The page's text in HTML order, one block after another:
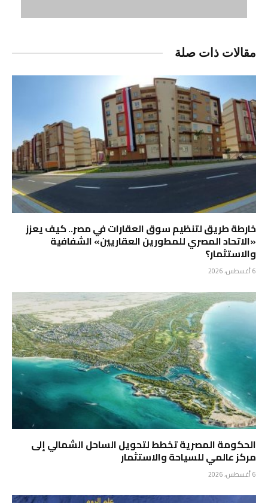
مقالات ذات صلة
خارطة طريق لتنظيم سوق العقارات في مصر.. كيف يعزز
«الاتحاد المصري للمطورين العقاريين» الشفافية
والاستثمار؟
6 أغسطس، 2026
الحكومة المصرية تخطط لتحويل الساحل الشمالي إلى
مركز عالمي للسياحة والاستثمار
6 أغسطس، 2026